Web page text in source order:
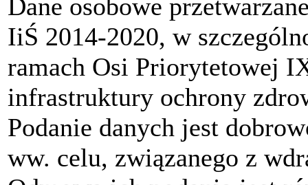
Dane osobowe
IiŚ 2014-2020, w
ramach Osi Priorytetowej
infrastruktury ochrony
Podanie danych jest
ww. celu, związanego z